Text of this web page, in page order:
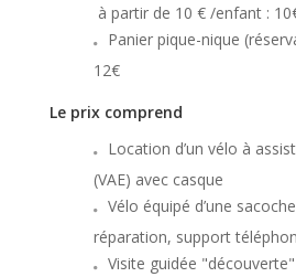
à partir de 10 € /enfant :
Panier pique-nique
12€
Le prix comprend
Location d’un vélo à
(VAE) avec casque
Vélo équipé d’une
réparation, support
Visite guidée